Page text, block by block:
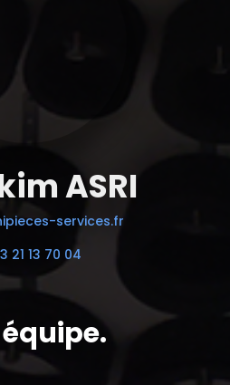
ASRI
services.fr
21 13 70 04